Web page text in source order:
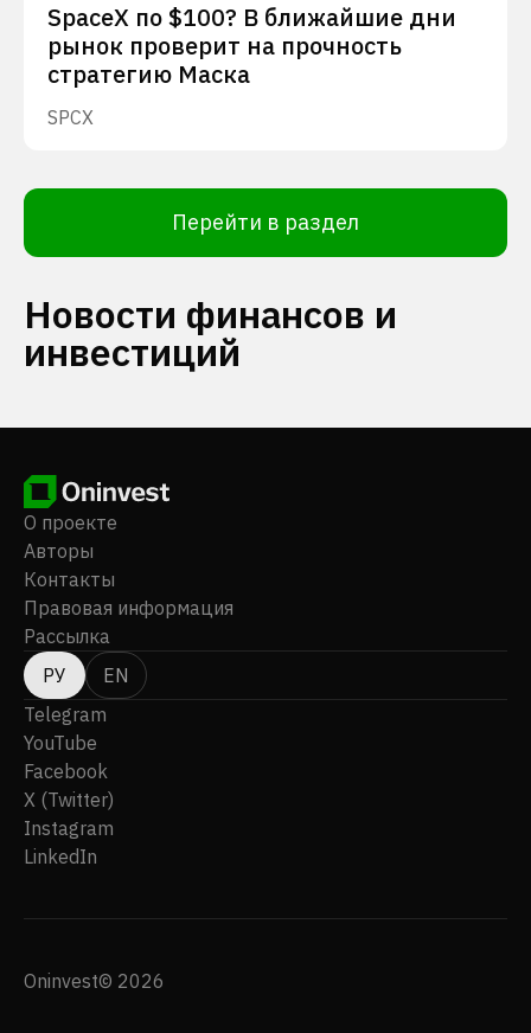
SpaceX по $100? В ближайшие дни
рынок проверит на прочность
стратегию Маска
SPCX
Перейти в раздел
Новости финансов и
инвестиций
О проекте
Авторы
Контакты
Правовая информация
Рассылка
РУ
EN
Telegram
YouTube
Facebook
X (Twitter)
Instagram
LinkedIn
Oninvest© 2026